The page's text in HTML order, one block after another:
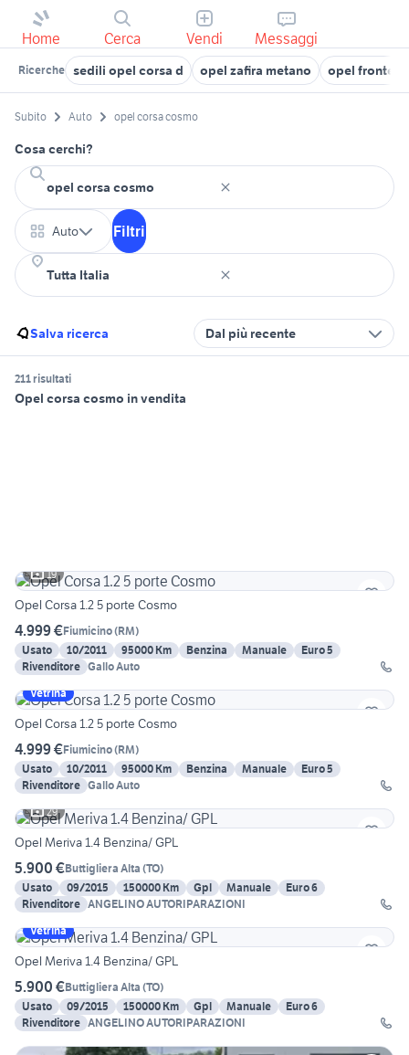
Home Cerca Vendi Messaggi
Ricerche sedili opel corsa d opel zafira metano opel frontera
Subito Auto opel corsa cosmo
Cosa cerchi?
Auto Filtri
Salva ricerca Dal più recente
211 risultati
Opel corsa cosmo in vendita
19
Opel Corsa 1.2 5 porte Cosmo
4.999 €Fiumicino(RM)
Usato
10/2011 95000 Km Benzina Manuale
Euro 5
Rivenditore Gallo Auto
Vetrina
Opel Corsa 1.2 5 porte Cosmo
4.999 €Fiumicino(RM)
Usato
10/2011 95000 Km Benzina Manuale
Euro 5
Rivenditore Gallo Auto
29
Opel Meriva 1.4 Benzina/ GPL
5.900 €Buttigliera Alta (TO)
Usato
09/2015 150000 Km Gpl Manuale
Euro 6
Rivenditore ANGELINO AUTORIPARAZIONI
Vetrina
Opel Meriva 1.4 Benzina/ GPL
5.900 €Buttigliera Alta (TO)
Usato
09/2015 150000 Km Gpl Manuale
Euro 6
Rivenditore ANGELINO AUTORIPARAZIONI